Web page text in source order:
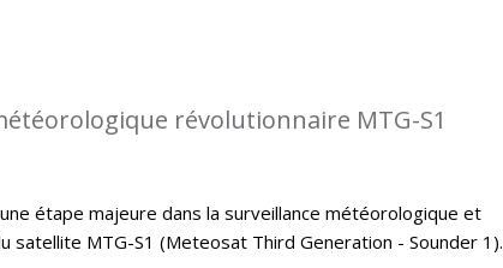
révolutionnaire MTG-S1
étape majeure dans la surveillance météorologique et
satellite MTG-S1 (Meteosat Third Generation - Sounder 1).